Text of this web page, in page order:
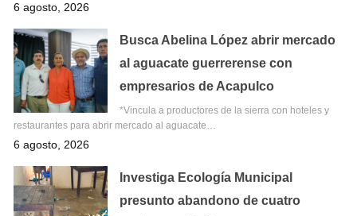
6 agosto, 2026
Busca Abelina López abrir mercado
al aguacate guerrerense con
empresarios de Acapulco
*Vincula a productores de la sierra con hoteles y
restaurantes para abrir mercado al aguacate…
6 agosto, 2026
Investiga Ecología Municipal
presunto abandono de cuatro